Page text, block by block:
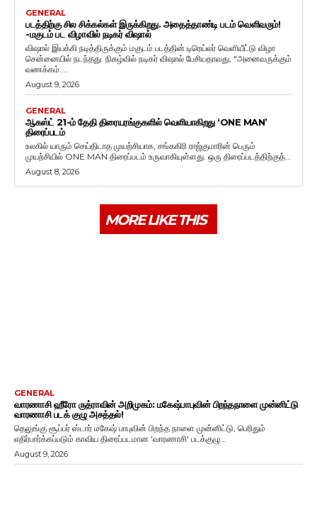
GENERAL
படத்திற்கு சில சிக்கல்கள் இருக்கிறது. அதைத்தாண்டி படம் வெளிவரும்!
-மகுடம் பட விழாவில் நடிகர் விஷால்
விஷால் இயக்கி நடித்திருக்கும் மகுடம் படத்தின் டிரெய்லர் வெளியீட்டு விழா
சென்னையில் நடந்தது. நிகழ்வில் நடிகர் விஷால் பேசியதாவது, "அனைவருக்கும்
வணக்கம்....
August 9, 2026
GENERAL
ஆகஸ்ட் 21-ம் தேதி திரையரங்குகளில் வெளியாகிறது ‘ONE MAN’
திரைப்படம்
உலகில் யாரும் செய்திடாத முயற்சியாக, சங்ககிரி ராஜ்குமாரின் பெரும்
முயற்சியில் ONE MAN திரைப்படம் உருவாகியுள்ளது. ஒரு திரைப்படத்திற்குத்...
August 8, 2026
MORE LIKE THIS
GENERAL
வாரணாசி ஹீரோ ருத்ராவின் அறிமுகம்: மகேஷ்பாபுவின் பிறந்தநாளை முன்னிட்டு
வாரணாசி படக் குழு அசத்தல்!
தெலுங்கு சூப்பர் ஸ்டார் மகேஷ் பாபுவின் பிறந்த நாளை முன்னிட்டு, பெரிதும்
எதிர்பார்க்கப்படும் காவிய திரைப்படமான 'வாரணாசி' படக்குழு...
August 9, 2026